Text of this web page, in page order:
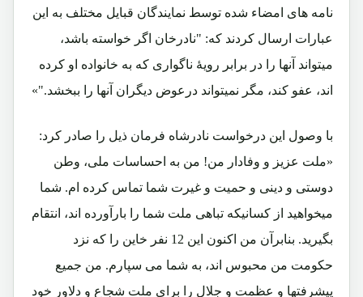
نامه های امضاء شده توسط نمایندگان قبایل مختلف به این
عبارات ارسال کردند که: "نادرخان اگر خواسته باشد،
میتواند آنها را در برابر رویۀ ناگواری که به خانواده او کرده
اند، عفو کند، مگر نمیتواند درعوض دیگران آنها را ببخشد."»
با وصول این درخواست نادرشاه فرمان ذیل را صادر کرد:
«ملت عزیز و وفادار من! من به احساسات ملی، وطن
دوستی و دینی و حمیت و غیرت شما تماس کرده ام. شما
میخواهید از کسانیکه تباهی ملت شما را بارآورده اند، انتقام
بگیرید. بنابرآن من اکنون این 12 نفر خاین را که نزد
حکومت من محبوس اند، به شما می سپارم. من جمیع
پیشرفتها و عظمت و جلال را برای ملت شجاع و دلاور خود